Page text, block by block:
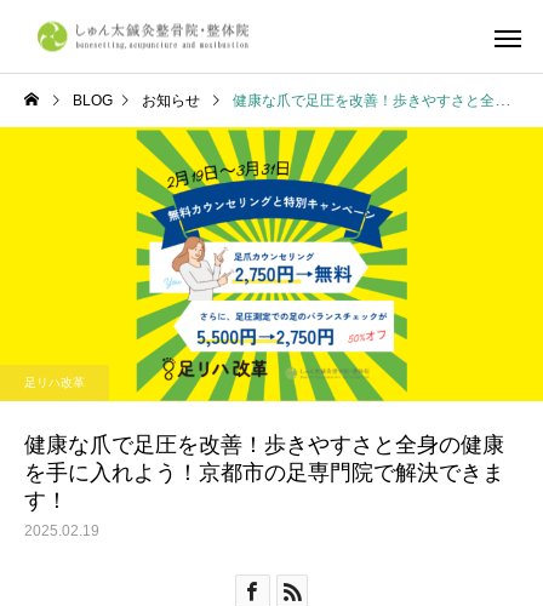
しゅん太式整体
産前・産後整体
体の症状について
京都市で整体ならしゅん太
鍼灸整骨院・整体院へ
学生リカバリー整体｜
合・合宿・遠征後の疲
復とコンディショニン
ら、しゅん太鍼灸整骨
BLOG お知らせ 健康な爪で足圧を改善！歩きやすさと全身の健康を手に入れよう！京都市の足専門院で解決できます！
足リハ改革
健康な爪で足圧を改善！歩きやすさと全身の健康
を手に入れよう！京都市の足専門院で解決できま
す！
2025.02.19